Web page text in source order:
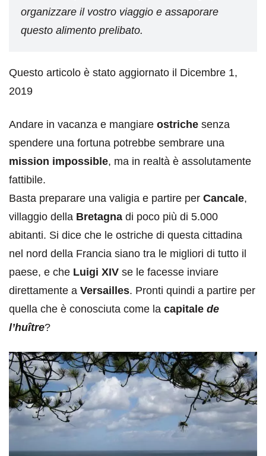
organizzare il vostro viaggio e assaporare
questo alimento prelibato.
Questo articolo è stato aggiornato il Dicembre 1,
2019
Andare in vacanza e mangiare ostriche senza
spendere una fortuna potrebbe sembrare una
mission impossible, ma in realtà è assolutamente
fattibile.
Basta preparare una valigia e partire per Cancale,
villaggio della Bretagna di poco più di 5.000
abitanti. Si dice che le ostriche di questa cittadina
nel nord della Francia siano tra le migliori di tutto il
paese, e che Luigi XIV se le facesse inviare
direttamente a Versailles. Pronti quindi a partire per
quella che è conosciuta come la capitale de
l’huître?